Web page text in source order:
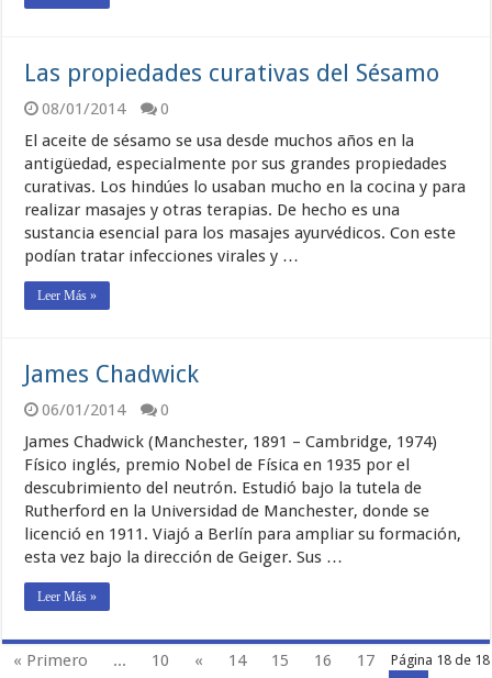
Las propiedades curativas del Sésamo
08/01/2014
0
El aceite de sésamo se usa desde muchos años en la
antigüedad, especialmente por sus grandes propiedades
curativas. Los hindúes lo usaban mucho en la cocina y para
realizar masajes y otras terapias. De hecho es una
sustancia esencial para los masajes ayurvédicos. Con este
podían tratar infecciones virales y …
Leer Más »
James Chadwick
06/01/2014
0
James Chadwick (Manchester, 1891 – Cambridge, 1974)
Físico inglés, premio Nobel de Física en 1935 por el
descubrimiento del neutrón. Estudió bajo la tutela de
Rutherford en la Universidad de Manchester, donde se
licenció en 1911. Viajó a Berlín para ampliar su formación,
esta vez bajo la dirección de Geiger. Sus …
Leer Más »
Página 18 de 18
« Primero ... 10 « 14 15 16
17